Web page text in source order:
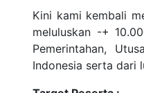
Kini kami kembali
meluluskan -+
Pemerintahan,
Indonesia serta dari